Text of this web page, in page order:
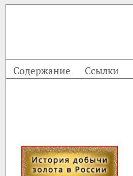
Содержание Ссылки